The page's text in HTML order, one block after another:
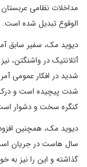
مداخلات نظامی
الوقوع تبدیل شده است.
دیوید مک، سفیر سابق
آتلانتیک در واشنگتن،
شدید در افکار عمومی
شدت پیچیده است و درک
کنگره سخت و دشوار
دیوید مک، همچنین
سال هاست در جریان
گذاشته و این را نیز